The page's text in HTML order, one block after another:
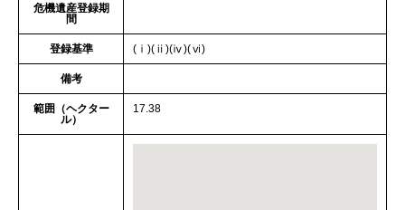
危機遺産登録期
間
登録基準 (ⅰ)(ⅱ)(ⅳ)(ⅵ)
備考
範囲（ヘクター
ル）
17.38